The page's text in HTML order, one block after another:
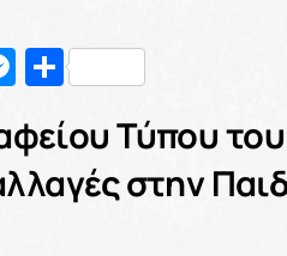
Messenger
Μοιραστείτε
Τύπου
στην